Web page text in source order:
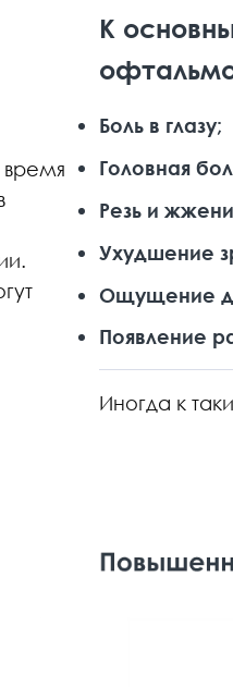
К
Боль в глазу;
Головная
Резь и
Ухудшение
Ощущение
Появление
Иногда к